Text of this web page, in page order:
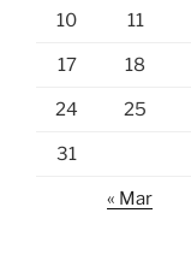
10 11
17 18
24 25
31
« Mar